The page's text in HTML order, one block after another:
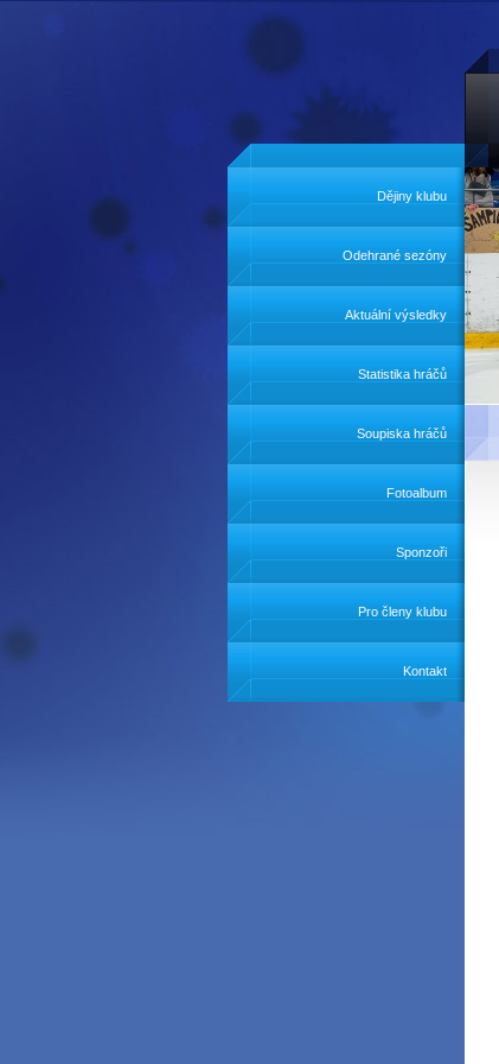
Dějiny klubu
Odehrané sezóny
Aktuální výsledky
Statistika hráčů
Soupiska hráčů
Fotoalbum
Sponzoři
Pro členy klubu
Kontakt